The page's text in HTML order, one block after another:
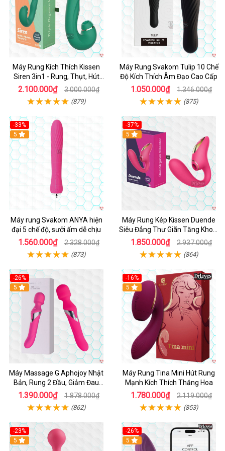
Máy Rung Kích Thích Kissen
Siren 3in1 - Rung, Thụt, Hút
Mạnh
2.100.000₫ 3.000.000₫
(879)
Máy Rung Svakom Tulip 10 Chế
Độ Kích Thích Âm Đạo Cao Cấp
1.050.000₫ 1.346.000₫
(875)
-33%
Hot
5
Máy rung Svakom ANYA hiện
đại 5 chế độ, sưởi ấm dễ chịu
1.560.000₫ 2.328.000₫
(873)
-37%
Hot
5
Máy Rung Kép Kissen Duende
Siêu Đẳng Thư Giãn Tăng Khoái
Cảm
1.850.000₫ 2.937.000₫
(864)
-26%
Hot
5
Máy Massage G Aphojoy Nhật
Bản, Rung 2 Đầu, Giảm Đau
Nhanh
1.390.000₫ 1.878.000₫
(862)
-16%
Hot
5
Máy Rung Tina Mini Hút Rung
Mạnh Kích Thích Thăng Hoa
1.780.000₫ 2.119.000₫
(853)
-23%
Hot
5
-26%
Hot
5